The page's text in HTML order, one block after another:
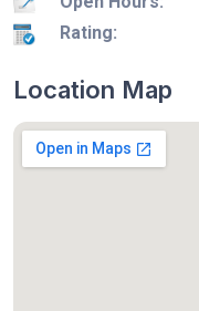
Rating:
Location Map